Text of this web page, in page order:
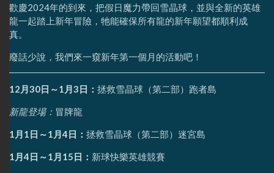
歡慶2024年的到來，把假日魔力帶回雪晶球，並與全新的英雄
龍一起踏上新年冒險，牠能確保所有龍的新年願望都順利成
真。
廢話少說，我們來一窺新年第一個月的活動吧！
12月30日～1月3日： 拯救雪晶球（第二部）跑者島
新龍登場： 冒牌龍
1月1日～1月4日： 拯救雪晶球（第二部）迷宮島
1月4日～1月15日： 新球快樂英雄競賽